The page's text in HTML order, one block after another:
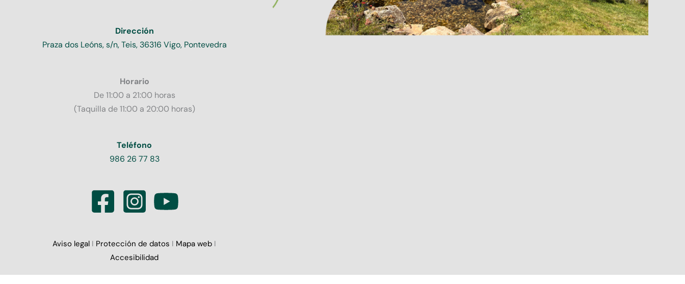
Dirección
Praza dos Leóns, s/n, Teis, 36316 Vigo, Pontevedra
Horario
De 11:00 a 21:00 horas
(Taquilla de 11:00 a 20:00 horas)
Teléfono
986 26 77 83
Aviso legal I Protección de datos I Mapa web I
Accesibilidad